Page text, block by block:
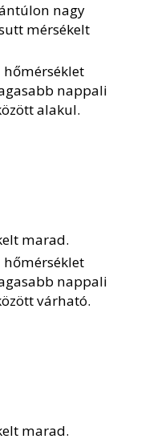
nagy
mérsékelt
hőmérséklet
nappali
alakul.
marad.
hőmérséklet
nappali
várható.
marad.